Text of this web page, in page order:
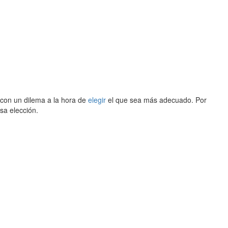
un dilema a la hora de elegir el que sea más adecuado. Por
elección.